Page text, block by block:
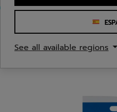
See all available regions